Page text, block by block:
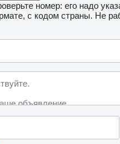
номер: его надо
с кодом страны. Не